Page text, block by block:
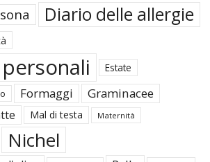
Diario delle allergie
Estate
Formaggi Graminacee
Mal di testa Maternità
Nichel